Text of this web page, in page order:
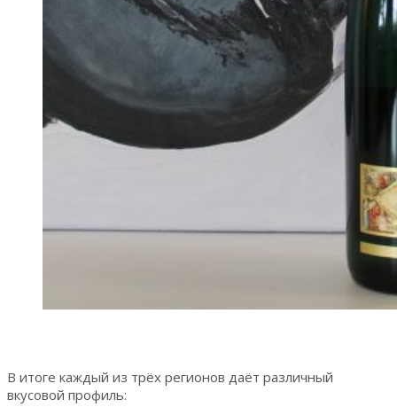
В итоге каждый из трёх регионов даёт различный
вкусовой профиль: